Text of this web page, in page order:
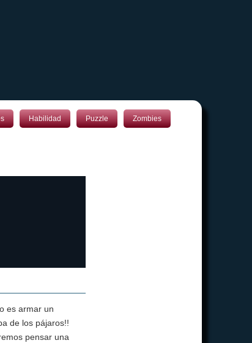
Habilidad Puzzle Zombies
es armar un
de los pájaros!!
pensar una